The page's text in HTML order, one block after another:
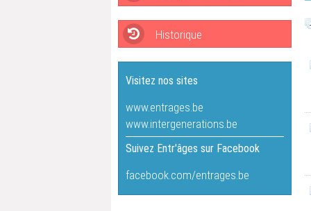
Historique
Visitez nos sites
www.entrages.be
www.intergenerations.be
Suivez Entr'âges sur Facebook
facebook.com/entrages.be